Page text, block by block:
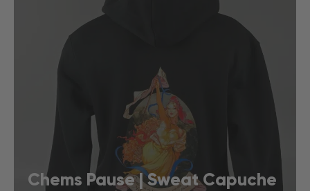
Chems Pause | Sweat Capuche